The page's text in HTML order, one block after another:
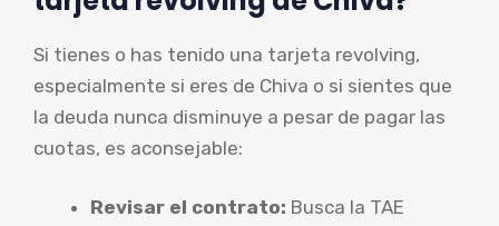
Si tienes o has tenido una tarjeta revolving,
especialmente si eres de Chiva o si sientes que
la deuda nunca disminuye a pesar de pagar las
cuotas, es aconsejable:
Revisar el contrato: Busca la TAE